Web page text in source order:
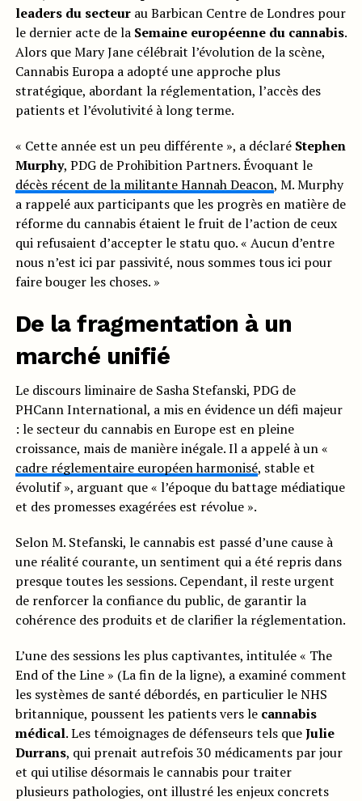
leaders du secteurau Barbican Centre de Londres pour
le dernier acte de la Semaine européenne du cannabis.
Alors que Mary Jane célébrait l’évolution de la scène,
Cannabis Europa a adopté une approche plus
stratégique, abordant la réglementation, l’accès des
patients et l’évolutivité à long terme.
« Cette année est un peu différente », a déclaré Stephen
Murphy, PDG de Prohibition Partners. Évoquant le
décès récent de la militante Hannah Deacon, M. Murphy
a rappelé aux participants que les progrès en matière de
réforme du cannabis étaient le fruit de l’action de ceux
qui refusaient d’accepter le statu quo. « Aucun d’entre
nous n’est ici par passivité, nous sommes tous ici pour
faire bouger les choses. »
De la fragmentation à un
marché unifié
Le discours liminaire de Sasha Stefanski, PDG de
PHCann International, a mis en évidence un défi majeur
: le secteur du cannabis en Europe est en pleine
croissance, mais de manière inégale. Il a appelé à un «
cadre réglementaire européen harmonisé, stable et
évolutif », arguant que « l’époque du battage médiatique
et des promesses exagérées est révolue ».
Selon M. Stefanski, le cannabis est passé d’une cause à
une réalité courante, un sentiment qui a été repris dans
presque toutes les sessions. Cependant, il reste urgent
de renforcer la confiance du public, de garantir la
cohérence des produits et de clarifier la réglementation.
L’une des sessions les plus captivantes, intitulée « The
End of the Line » (La fin de la ligne), a examiné comment
les systèmes de santé débordés, en particulier le NHS
britannique, poussent les patients vers le cannabis
médical. Les témoignages de défenseurs tels queJulie
Durrans, qui prenait autrefois 30 médicaments par jour
et qui utilise désormais le cannabis pour traiter
plusieurs pathologies, ont illustré les enjeux concrets